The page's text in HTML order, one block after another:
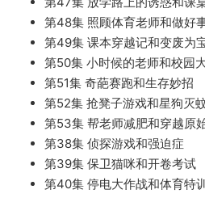
第48集 照顾体育老师和做好
第49集 课本穿越记和变废为
第50集 小时候的老师和校园
第51集 奇葩赛跑和生存妙招
第52集 抢凳子游戏和星狗灭
第53集 帮老师减肥和穿越原
第38集 侦探游戏和强迫症
第39集 保卫猫咪和开卷考试
第40集 停电大作战和体育特